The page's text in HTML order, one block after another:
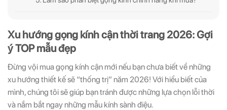
Xu hướng gọng kính cận thời trang 2026: Gợi
ý TOP mẫu đẹp
Đừng vội mua gọng kính cận mới nếu bạn chưa biết về những
xu hướng thiết kế sẽ “thống trị” năm 2026! Với hiểu biết của
mình, chúng tôi sẽ giúp bạn tránh được những lựa chọn lỗi thời
và nắm bắt ngay những mẫu kính sành điệu.